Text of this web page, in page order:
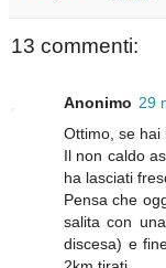
13 commenti:
Anonimo 29
Ottimo, se hai
Il non caldo
ha lasciati
Pensa che
salita con
discesa) e